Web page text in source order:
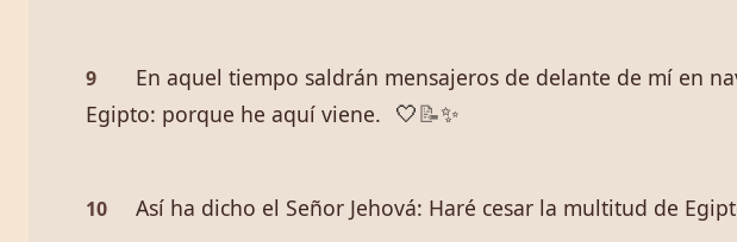
9
En aquel tiempo saldrán mensajeros de delante de mí en
Egipto: porque he aquí viene.
🤍 📝✨
10 Así ha dicho el Señor Jehová: Haré cesar la multitud de